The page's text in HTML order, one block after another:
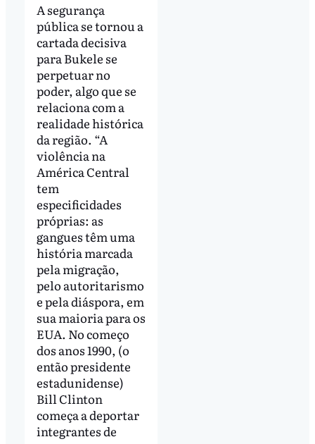
A segurança
pública se tornou a
cartada decisiva
para Bukele se
perpetuar no
poder, algo que se
relaciona com a
realidade histórica
da região. “A
violência na
América Central
tem
especificidades
próprias: as
gangues têm uma
história marcada
pela migração,
pelo autoritarismo
e pela diáspora, em
sua maioria para os
EUA. No começo
dos anos 1990, (o
então presidente
estadunidense)
Bill Clinton
começa a deportar
integrantes de